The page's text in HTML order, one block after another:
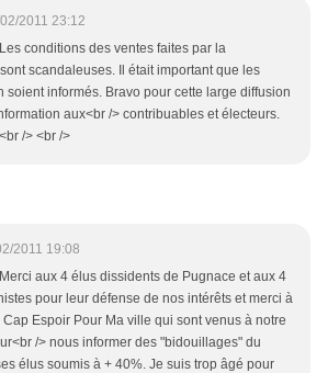
2011 23:12
conditions des ventes faites par la
scandaleuses. Il était important que les
soient informés. Bravo pour cette large diffusion
aux<br /> contribuables et électeurs.
/> <br />
2011 19:08
aux 4 élus dissidents de Pugnace et aux 4
pour leur défense de nos intérêts et merci à
Espoir Pour Ma ville qui sont venus à notre
/> nous informer des "bidouillages" du
élus soumis à + 40%. Je suis trop âgé pour